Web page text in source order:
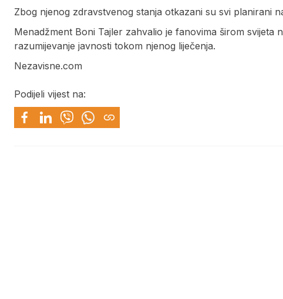
Zbog njenog zdravstvenog stanja otkazani su svi planirani
Menadžment Boni Tajler zahvalio je fanovima širom svijeta
razumijevanje javnosti tokom njenog liječenja.
Nezavisne.com
Podijeli vijest na: